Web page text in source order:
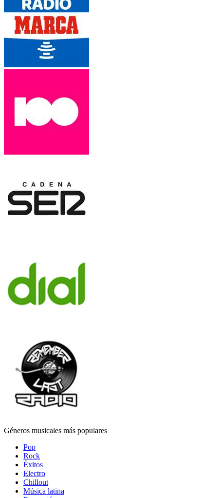
Géneros musicales más populares
Pop
Rock
Éxitos
Electro
Chillout
Música latina